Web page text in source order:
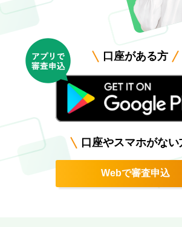
口座がある方
口座やスマホがない
Webで審査申込